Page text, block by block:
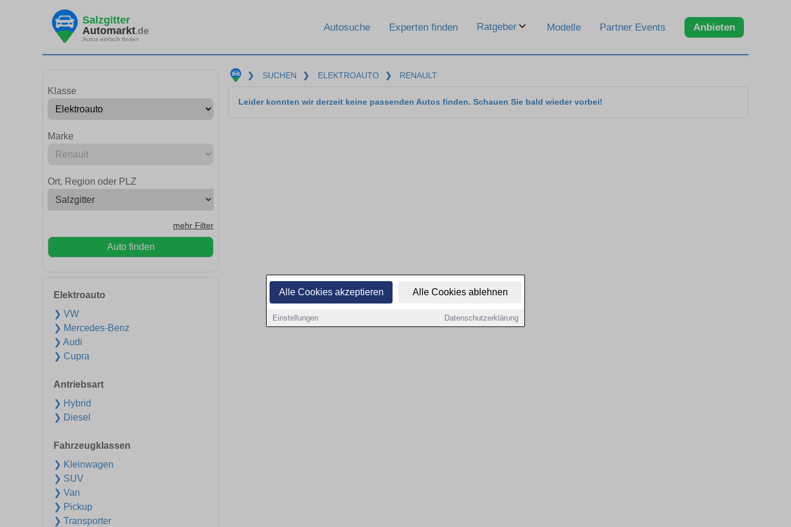
Alle Cookies akzeptieren Alle Cookies ablehnen
Einstellungen Datenschutzerklärung
Salzgitter
Automarkt.de
Autos einfach finden
Autosuche Experten finden Ratgeber Modelle Partner Events Anbieten
Klasse
Marke
Ort, Region oder PLZ
mehr Filter
Auto finden
Elektroauto
❯ VW
❯ Mercedes-Benz
❯ Audi
❯ Cupra
Antriebsart
❯ Hybrid
❯ Diesel
Fahrzeugklassen
❯ Kleinwagen
❯ SUV
❯ Van
❯ Pickup
❯ Transporter
❯ SUCHEN ❯ ELEKTROAUTO ❯ RENAULT
Leider konnten wir derzeit keine passenden Autos finden. Schauen Sie bald wieder vorbei!